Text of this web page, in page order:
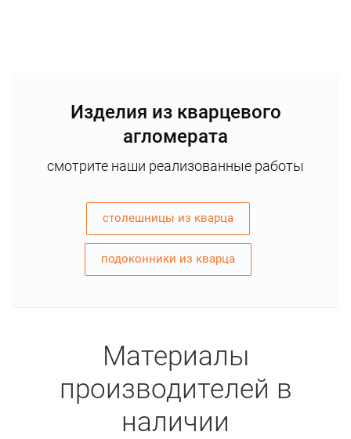
Изделия из кварцевого
агломерата
смотрите наши реализованные работы
столешницы из кварца
подоконники из кварца
Материалы
производителей в
наличии